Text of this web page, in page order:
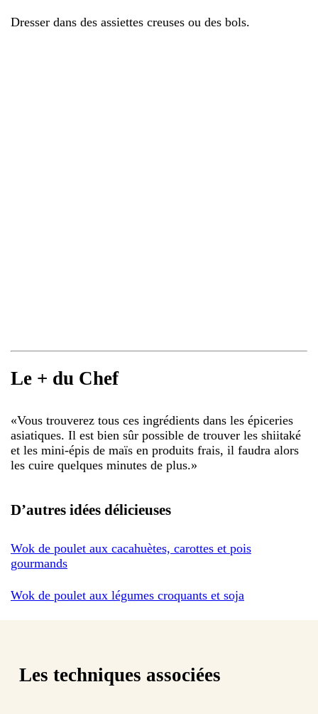
Dresser dans des assiettes creuses ou des bols.
Le + du Chef
«Vous trouverez tous ces ingrédients dans les épiceries
asiatiques. Il est bien sûr possible de trouver les shiitaké
et les mini-épis de maïs en produits frais, il faudra alors
les cuire quelques minutes de plus.»
D’autres idées délicieuses
Wok de poulet aux cacahuètes, carottes et pois
gourmands
Wok de poulet aux légumes croquants et soja
Les techniques associées